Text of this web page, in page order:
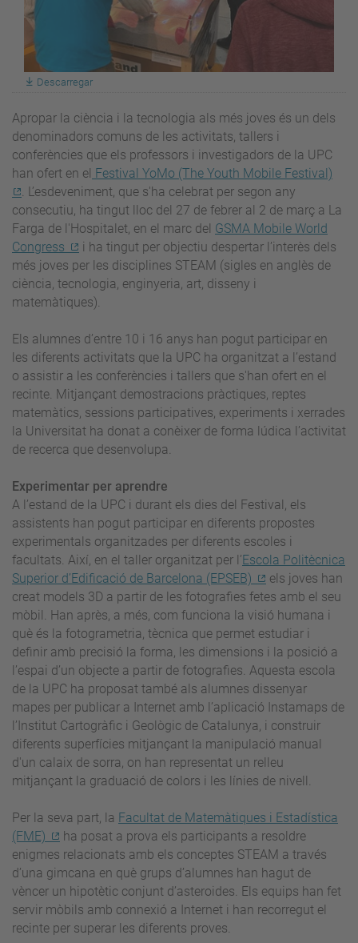
Descarregar
Apropar la ciència i la tecnologia als més joves és un dels
denominadors comuns de les activitats, tallers i
conferències que els professors i investigadors de la UPC
han ofert en el Festival YoMo (The Youth Mobile Festival)
. L’esdeveniment, que s'ha celebrat per segon any
consecutiu, ha tingut lloc del 27 de febrer al 2 de març a La
Farga de l'Hospitalet, en el marc del GSMA Mobile World
Congress
i ha tingut per objectiu despertar l’interès dels
més joves per les disciplines STEAM (sigles en anglès de
ciència, tecnologia, enginyeria, art, disseny i
matemàtiques).
Els alumnes d’entre 10 i 16 anys han pogut participar en
les diferents activitats que la UPC ha organitzat a l’estand
o assistir a les conferències i tallers que s'han ofert en el
recinte. Mitjançant demostracions pràctiques, reptes
matemàtics, sessions participatives, experiments i xerrades
la Universitat ha donat a conèixer de forma lúdica l’activitat
de recerca que desenvolupa.
Experimentar per aprendre
A l’estand de la UPC i durant els dies del Festival, els
assistents han pogut participar en diferents propostes
experimentals organitzades per diferents escoles i
facultats. Així, en el taller organitzat per l’Escola Politècnica
Superior d’Edificació de Barcelona (EPSEB)
els joves han
creat models 3D a partir de les fotografies fetes amb el seu
mòbil. Han après, a més, com funciona la visió humana i
què és la fotogrametria, tècnica que permet estudiar i
definir amb precisió la forma, les dimensions i la posició a
l’espai d’un objecte a partir de fotografies. Aquesta escola
de la UPC ha proposat també als alumnes dissenyar
mapes per publicar a Internet amb l’aplicació Instamaps de
l’Institut Cartogràfic i Geològic de Catalunya, i construir
diferents superfícies mitjançant la manipulació manual
d'un calaix de sorra, on han representat un relleu
mitjançant la graduació de colors i les línies de nivell.
Per la seva part, la Facultat de Matemàtiques i Estadística
(FME)
ha posat a prova els participants a resoldre
enigmes relacionats amb els conceptes STEAM a través
d’una gimcana en què grups d’alumnes han hagut de
vèncer un hipotètic conjunt d’asteroides. Els equips han fet
servir mòbils amb connexió a Internet i han recorregut el
recinte per superar les diferents proves.